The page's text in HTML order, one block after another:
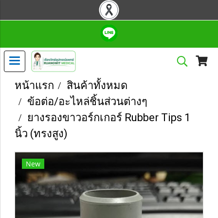
หน้าแรก
สินค้าทั้งหมด
ข้อต่อ/อะไหล่ชิ้นส่วนต่างๆ
ยางรองขาวอร์กเกอร์ Rubber Tips 1
นิ้ว (ทรงสูง)
New